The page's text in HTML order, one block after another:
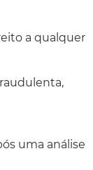
a qualquer
uma análise